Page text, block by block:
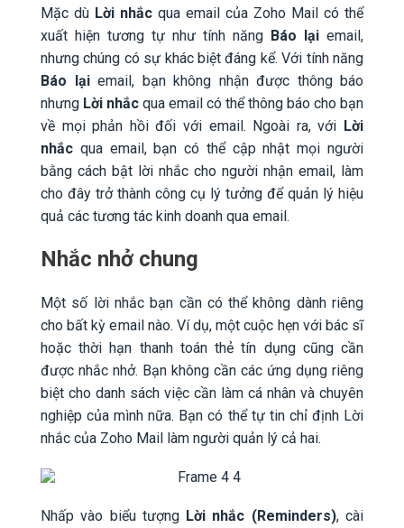
Mặc dù Lời nhắc qua email của Zoho Mail có thể
xuất hiện tương tự như tính năng Báo lại email,
nhưng chúng có sự khác biệt đáng kể. Với tính năng
Báo lạiemail, bạn không nhận được thông báo
nhưng Lời nhắc qua email có thể thông báo cho bạn
về mọi phản hồi đối với email. Ngoài ra, với Lời
nhắc qua email, bạn có thể cập nhật mọi người
bằng cách bật lời nhắc cho người nhận email, làm
cho đây trở thành công cụ lý tưởng để quản lý hiệu
quả các tương tác kinh doanh qua email.
Nhắc nhở chung
Một số lời nhắc bạn cần có thể không dành riêng
cho bất kỳ email nào. Ví dụ, một cuộc hẹn với bác sĩ
hoặc thời hạn thanh toán thẻ tín dụng cũng cần
được nhắc nhở. Bạn không cần các ứng dụng riêng
biệt cho danh sách việc cần làm cá nhân và chuyên
nghiệp của mình nữa. Bạn có thể tự tin chỉ định Lời
nhắc của Zoho Mail làm người quản lý cả hai.
Nhấp vào biểu tượng Lời nhắc (Reminders), cài